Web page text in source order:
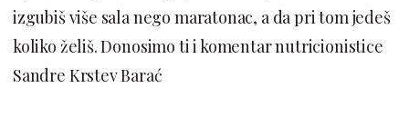
izgubiš više sala nego maratonac, a da pri tom jedeš
koliko želiš. Donosimo ti i komentar nutricionistice
Sandre Krstev Barać